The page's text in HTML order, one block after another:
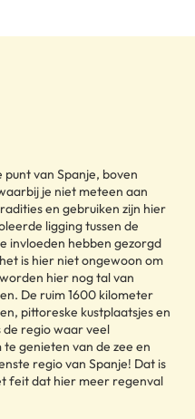
van Spanje, boven
je niet meteen aan
en gebruiken zijn hier
ligging tussen de
invloeden hebben gezorgd
is hier niet ongewoon om
hier nog tal van
De ruim 1600 kilometer
pittoreske kustplaatsjes en
regio waar veel
genieten van de zee en
regio van Spanje! Dat is
feit dat hier meer regenval